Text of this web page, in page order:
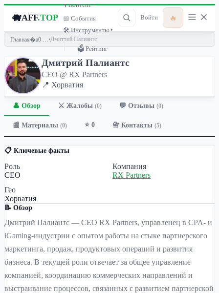
🐗AFF.TOP
🎙 Контент ▾
📅 События
🛠 Инструменты ▾
🗳 Рейтинг
Войти 🔥
Главная ›Дмитрий Палиантс
Дмитрий Палиантс
CEO @ RX Partners
📍 Хорватия
👤 Обзор ⚔️ Жалобы (0) 💬 Отзывы (0)
📰 Материалы (0) ⭐ 0 📇 Контакты (5)
📋 Ключевые факты
Роль
CEO
Компания
RX Partners
Гео
Хорватия
📝 Обзор
Дмитрий Палиантс — CEO RX Partners, управленец в CPA- и
iGaming-индустрии с опытом работы на стыке партнерского
маркетинга, продаж, продуктовых операций и развития
бизнеса. В текущей роли отвечает за общее управление
компанией, координацию коммерческих направлений и
выстраивание процессов, связанных с развитием партнерской